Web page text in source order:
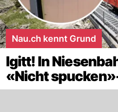
Nau.ch kennt Grund
Igitt! In
«Nicht